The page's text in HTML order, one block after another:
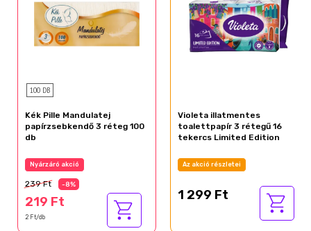
100 DB
Kék Pille Mandulatej
papírzsebkendő 3 réteg 100
db
Nyárzáró akció
239 Ft -8%
219 Ft
2 Ft/db
Violeta illatmentes
toalettpapír 3 rétegű 16
tekercs Limited Edition
Az akció részletei
1 299 Ft